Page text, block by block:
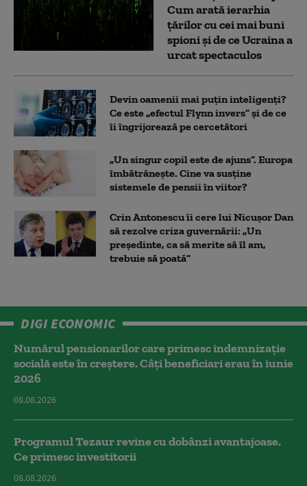
Cum arată ierarhia
țărilor cu cei mai buni
spioni și de ce Ucraina a
urcat spectaculos
Devin oamenii mai puțin inteligenți?
Ce este „efectul Flynn invers” și de ce
îi îngrijorează pe cercetători
„Un singur copil este de ajuns”. Europa
îmbătrânește. Cine va susține
sistemele de pensii în viitor?
Crin Antonescu îi cere lui Nicușor Dan
să rezolve criza guvernării: „Un
președinte, ca să merite să îl am,
trebuie să poată”
DIGI ECONOMIC
Numărul pensionarilor care primesc indemnizaţie
socială este în creștere. Câți beneficiari erau în iunie
2026
08.08.2026
Programul Tezaur revine cu dobânzi avantajoase.
Ce primesc investitorii
08.08.2026